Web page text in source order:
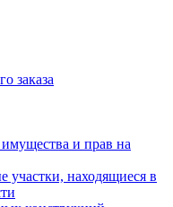
заказа
и прав на
участки, находящиеся в